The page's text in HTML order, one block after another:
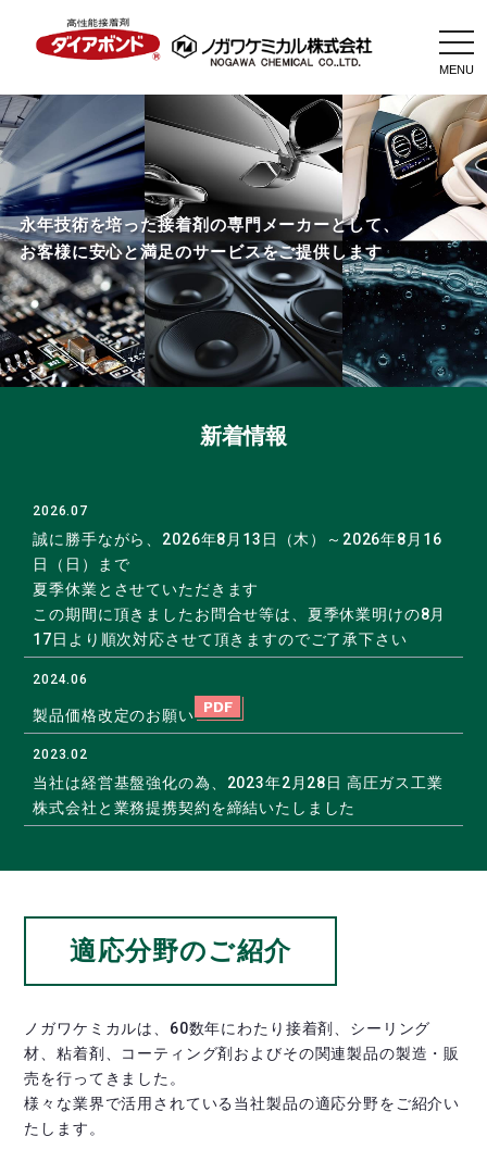
永年技術を培った接着剤の専門メーカーとして、
お客様に安心と満足のサービスをご提供します
新着情報
2026.07
誠に勝手ながら、2026年8月13日（木）～2026年8月16
日（日）まで
夏季休業とさせていただきます
この期間に頂きましたお問合せ等は、夏季休業明けの8月
17日より順次対応させて頂きますのでご了承下さい
2024.06
製品価格改定のお願い
2023.02
当社は経営基盤強化の為、2023年2月28日 高圧ガス工業
株式会社と業務提携契約を締結いたしました
ホームページを全面リニューアル致しました
2014.07
カタログ情報を更新しました
適応分野のご紹介
ノガワケミカルは、60数年にわたり接着剤、シーリング
材、粘着剤、コーティング剤およびその関連製品の製造・販
売を行ってきました。
様々な業界で活用されている当社製品の適応分野をご紹介い
たします。